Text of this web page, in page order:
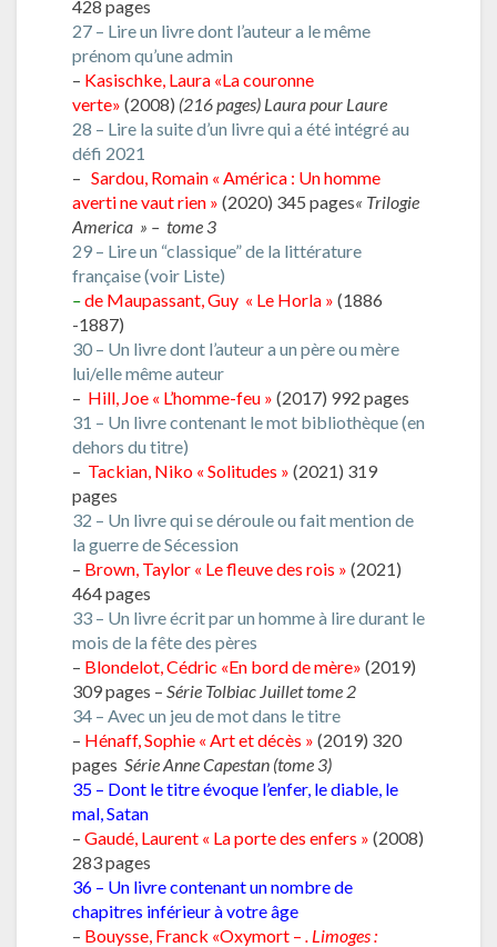
428 pages
27 – Lire un livre dont l’auteur a le même
prénom qu’une admin
– Kasischke, Laura «La couronne
verte» (2008) (216 pages) Laura pour Laure
28 – Lire la suite d’un livre qui a été intégré au
défi 2021
– Sardou, Romain « América : Un homme
averti ne vaut rien » (2020) 345 pages« Trilogie
America » – tome 3
29 – Lire un “classique” de la littérature
française (voir Liste)
–de Maupassant, Guy « Le Horla » (1886
-1887)
30 – Un livre dont l’auteur a un père ou mère
lui/elle même auteur
– Hill, Joe « L’homme-feu » (2017) 992 pages
31 – Un livre contenant le mot bibliothèque (en
dehors du titre)
– Tackian, Niko « Solitudes » (2021) 319
pages
32 – Un livre qui se déroule ou fait mention de
la guerre de Sécession
– Brown, Taylor « Le fleuve des rois » (2021)
464 pages
33 – Un livre écrit par un homme à lire durant le
mois de la fête des pères
– Blondelot, Cédric «En bord de mère» (2019)
309 pages – Série Tolbiac Juillet tome 2
34 – Avec un jeu de mot dans le titre
– Hénaff, Sophie « Art et décès » (2019) 320
pages Série Anne Capestan (tome 3)
35 – Dont le titre évoque l’enfer, le diable, le
mal, Satan
– Gaudé, Laurent « La porte des enfers » (2008)
283 pages
36 – Un livre contenant un nombre de
chapitres inférieur à votre âge
– Bouysse, Franck «Oxymort – . Limoges :